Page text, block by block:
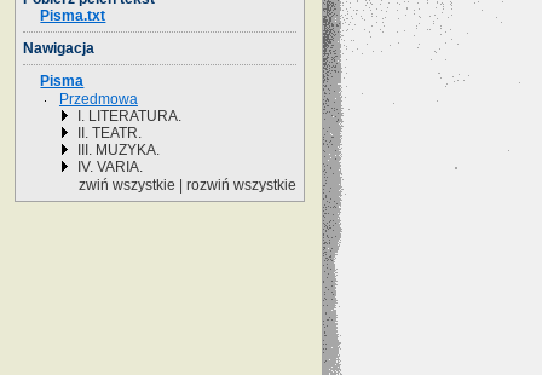
Pisma.txt
Nawigacja
Pisma
Przedmowa
I. LITERATURA.
II. TEATR.
III. MUZYKA.
IV. VARIA.
zwiń wszystkie
rozwiń wszystkie